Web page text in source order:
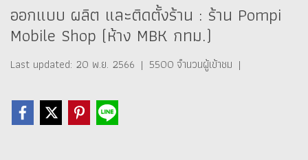
ออกแบบ ผลิต และติดตั้งร้าน : ร้าน Pompi
Mobile Shop (ห้าง MBK กทม.)
Last updated: 20 พ.ย. 2566 | 5500 จำนวนผู้เข้าชม |